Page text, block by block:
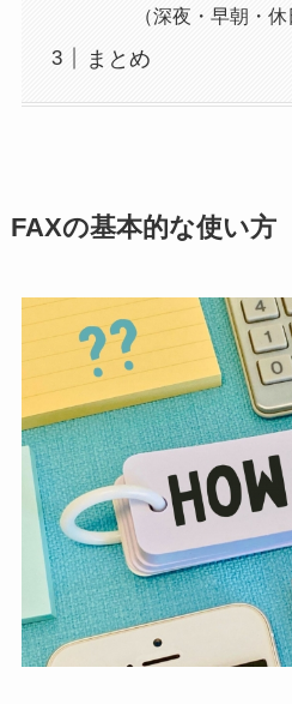
（深夜・早朝・休
まとめ
FAXの基本的な使い方